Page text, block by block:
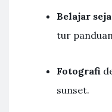
Belajar
tur
Fotografi
sunset.